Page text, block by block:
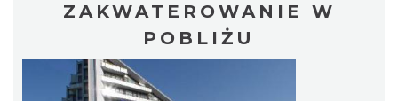
ZAKWATEROWANIE W
POBLIŻU